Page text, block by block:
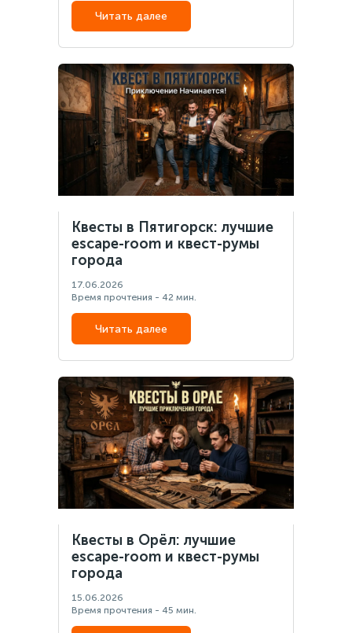
Читать далее
Квесты в Пятигорск: лучшие
escape-room и квест-румы
города
17.06.2026
Время прочтения - 42 мин.
Читать далее
Квесты в Орёл: лучшие
escape-room и квест-румы
города
15.06.2026
Время прочтения - 45 мин.